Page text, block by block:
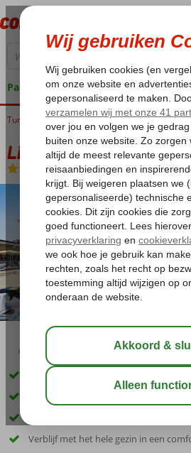
Pakketgarantie
Home
Turkije Turkse Riviera Side Titreyengol
Linda Hotel
All Inclusive-Hotel
03:45 aug 33°C
Al jarenlang een favoriet familiehotel
Ga van de waterglijbanen of dobber in
Verblijf met het hele gezin in een